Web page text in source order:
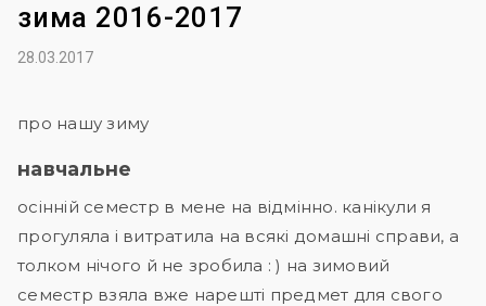
зима 2016-2017
28.03.2017
про нашу зиму
навчальне
осінній семестр в мене на відмінно. канікули я
прогуляла і витратила на всякі домашні справи, а
толком нічого й не зробила : ) на зимовий
семестр взяла вже нарешті предмет для свого